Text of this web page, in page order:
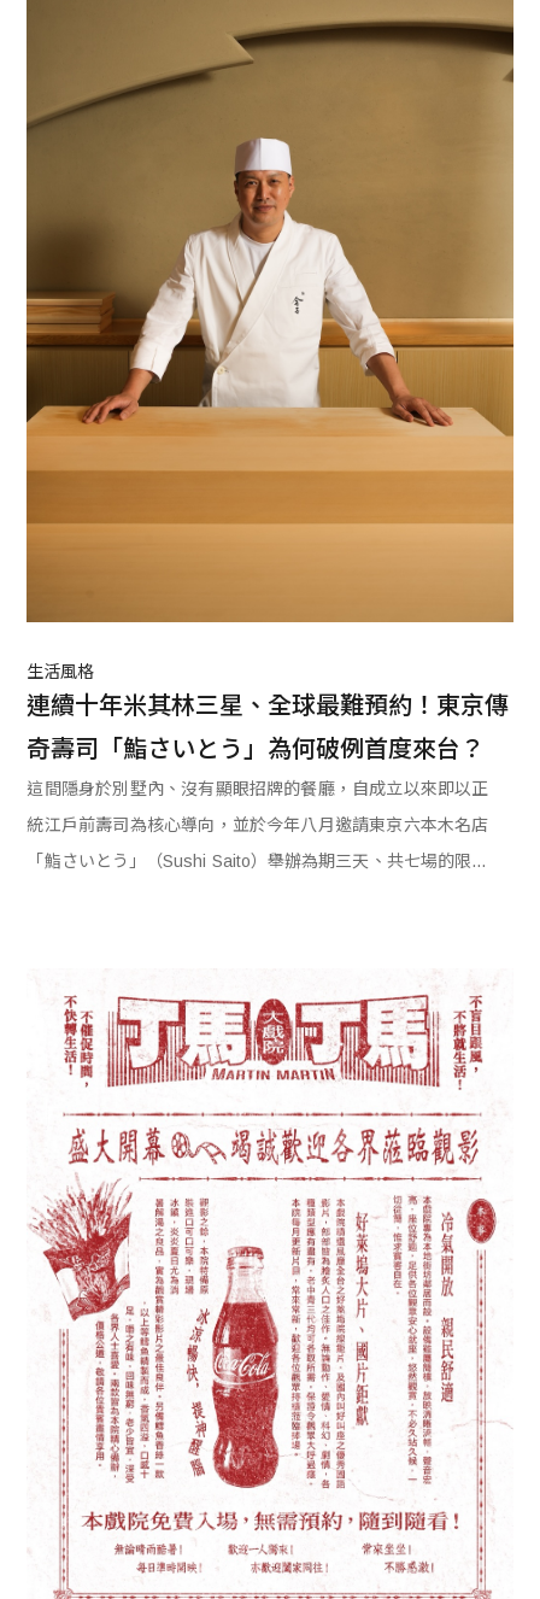
生活風格
連續十年米其林三星、全球最難預約！東京傳
奇壽司「鮨さいとう」為何破例首度來台？
這間隱身於別墅內、沒有顯眼招牌的餐廳，自成立以來即以正
統江戶前壽司為核心導向，並於今年八月邀請東京六本木名店
「鮨さいとう」（Sushi Saito）舉辦為期三天、共七場的限定